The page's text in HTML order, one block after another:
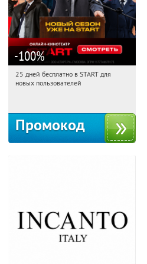
-100%
11:09:15
Получи первым!
25 дней бесплатно в START для
новых пользователей
Промокод